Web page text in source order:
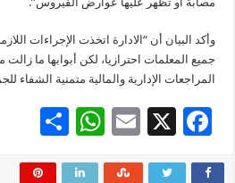
وأكد البيان أن “الادارة اتخذت الإجراءات
جميع المعلمات احترازيا، لكن أبوابها ما
المراجعات الإدارية والمالية متمنية الشفاء
F
X
E
W